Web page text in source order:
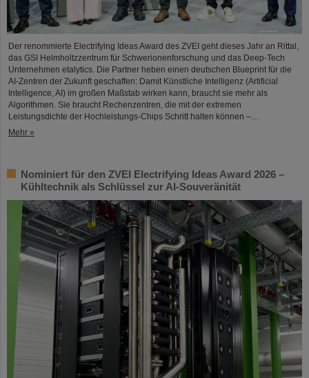
Der renommierte Electrifying Ideas Award des ZVEI geht dieses Jahr an Rittal,
das GSI Helmholtzzentrum für Schwerionenforschung und das Deep-Tech
Unternehmen etalytics. Die Partner heben einen deutschen Blueprint für die
AI-Zentren der Zukunft geschaffen: Damit Künstliche Intelligenz (Artificial
Intelligence, AI) im großen Maßstab wirken kann, braucht sie mehr als
Algorithmen. Sie braucht Rechenzentren, die mit der extremen
Leistungsdichte der Hochleistungs-Chips Schritt halten können –…
Mehr »
Nominiert für den ZVEI Electrifying Ideas Award 2026 –
Kühltechnik als Schlüssel zur AI-Souveränität